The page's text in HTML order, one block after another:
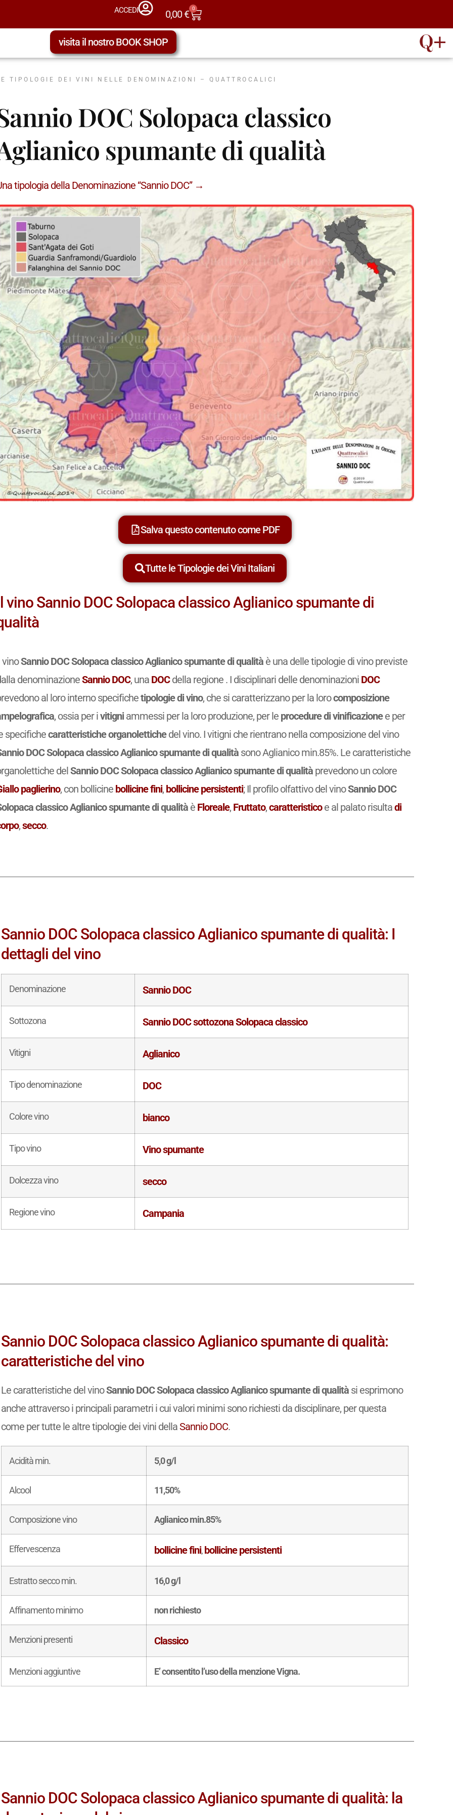
ACCEDI 0,00€ 0
visita il nostro BOOK SHOP
TIPOLOGIE DEI VINI NELLE DENOMINAZIONI – QUATTROCALICI
DOC Solopaca classico
spumante di qualità
tipologia della Denominazione “Sannio DOC” →
Salva questo contenuto come PDF
Tutte le Tipologie dei Vini Italiani
vino Sannio DOC Solopaca classico Aglianico spumante di
vinoSannio DOC Solopaca classico Aglianico spumante di qualità è una delle tipologie di vino previste
denominazioneSannio DOC, una DOCdella regione . I disciplinari delle denominazioni DOC
al loro interno specifichetipologie di vino, che si caratterizzano per la lorocomposizione
, ossia per ivitigniammessi per la loro produzione, per le procedure di vinificazionee per
specifichecaratteristiche organolettichedel vino. I vitigni che rientrano nella composizione del vino
DOC Solopaca classico Aglianico spumante di qualità sono Aglianico min.85%. Le caratteristiche
del Sannio DOC Solopaca classico Aglianico spumante di qualità prevedono un colore
paglierino, con bollicine bollicine fini, bollicine persistenti; Il profilo olfattivo del vinoSannio DOC
classico Aglianico spumante di qualità è Floreale, Fruttato,caratteristicoe al palato risultadi
,secco.
Sannio DOC Solopaca classico Aglianico spumante di qualità: I
dettagli del vino
Denominazione Sannio DOC
Sottozona Sannio DOC sottozona Solopaca classico
Vitigni Aglianico
Tipo denominazione DOC
Colore vino bianco
Tipo vino Vino spumante
Dolcezza vino secco
Regione vino Campania
Sannio DOC Solopaca classico Aglianico spumante di qualità:
caratteristiche del vino
Le caratteristiche del vinoSannio DOC Solopaca classico Aglianico spumante di qualità si esprimono
anche attraverso i principali parametri i cui valori minimi sono richiesti da disciplinare, per questa
come per tutte le altre tipologie dei vini dellaSannio DOC.
Acidità min. 5,0 g/l
Alcool 11,50%
Composizione vino Aglianico min.85%
Effervescenza bollicine fini,bollicine persistenti
Estratto secco min. 16,0 g/l
Affinamento minimo non richiesto
Menzioni presenti Classico
Menzioni aggiuntive E’ consentito l’uso della menzione Vigna.
Sannio DOC Solopaca classico Aglianico spumante di qualità: la